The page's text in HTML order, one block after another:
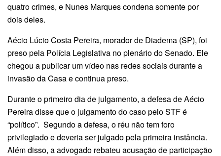
quatro crimes, e Nunes Marques condena somente por
dois deles.
Aécio Lúcio Costa Pereira, morador de Diadema (SP), foi
preso pela Polícia Legislativa no plenário do Senado. Ele
chegou a publicar um vídeo nas redes sociais durante a
invasão da Casa e continua preso.
Durante o primeiro dia de julgamento, a defesa de Aécio
Pereira disse que o julgamento do caso pelo STF é
“político”. Segundo a defesa, o réu não tem foro
privilegiado e deveria ser julgado pela primeira instância.
Além disso, a advogado rebateu acusação de participação